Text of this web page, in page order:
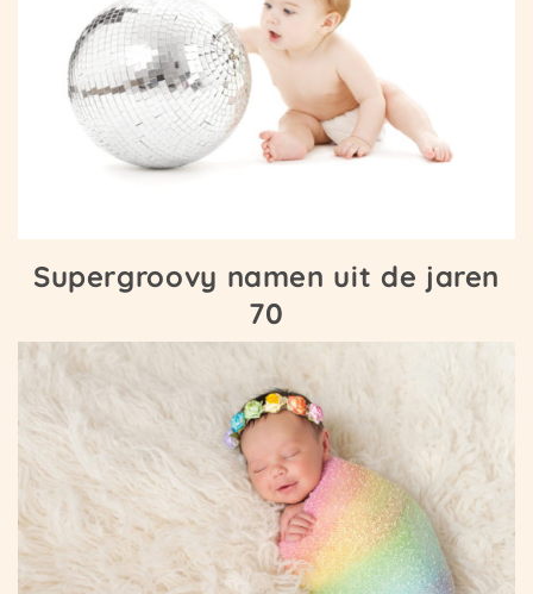
Supergroovy namen uit de jaren
70